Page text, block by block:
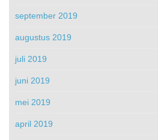
september 2019
augustus 2019
juli 2019
juni 2019
mei 2019
april 2019